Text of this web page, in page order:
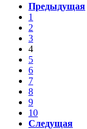
Предыдущая
1
2
3
4
5
6
7
8
9
10
Следущая